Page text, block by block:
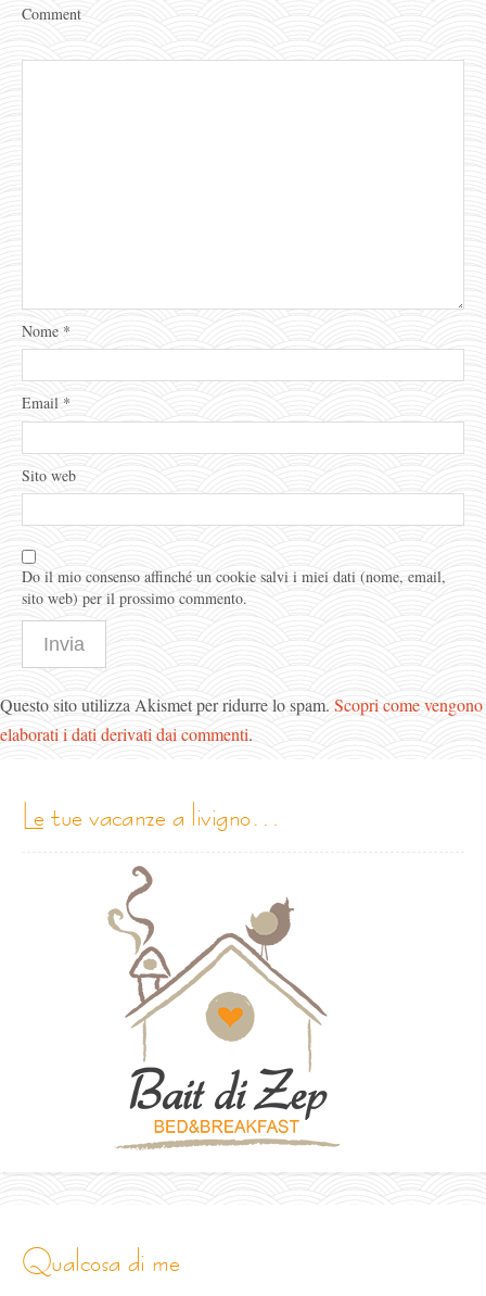
Comment
Nome *
Email *
Sito web
Do il mio consenso affinché un cookie salvi i miei dati (nome, email,
sito web) per il prossimo commento.
Questo sito utilizza Akismet per ridurre lo spam. Scopri come vengono
elaborati i dati derivati dai commenti.
le tue vacanze a livigno…
qualcosa di me